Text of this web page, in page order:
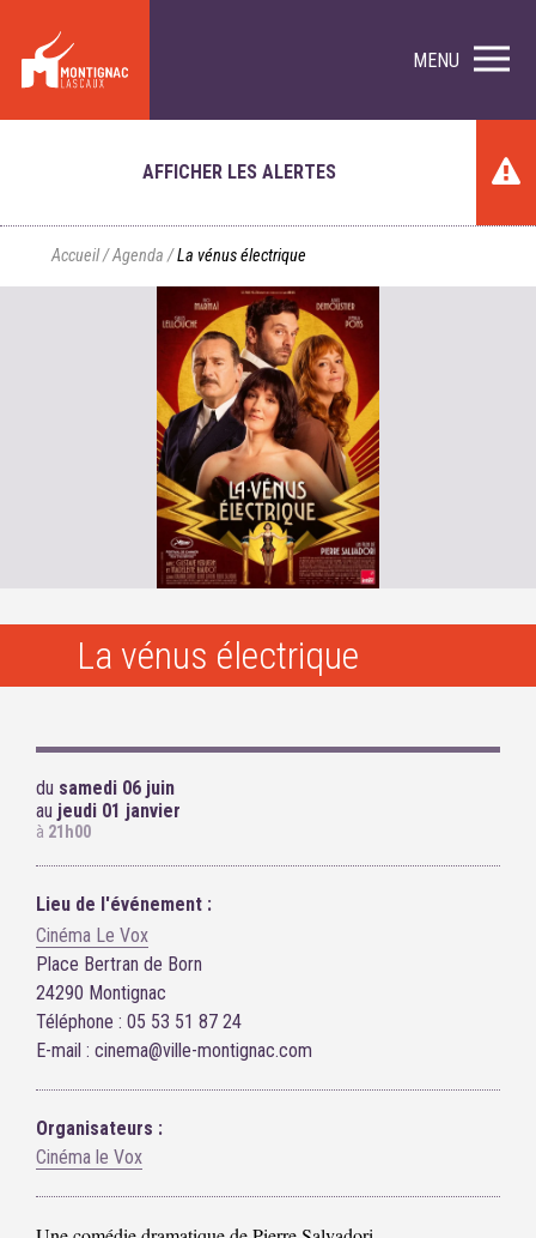
MENU
AFFICHER LES ALERTES
Accueil/Agenda /La vénus électrique
La vénus électrique
du samedi 06 juin
au jeudi 01 janvier
à 21h00
Lieu de l'événement :
Cinéma Le Vox
Place Bertran de Born
24290 Montignac
Téléphone : 05 53 51 87 24
E-mail : cinema@ville-montignac.com
Organisateurs :
Cinéma le Vox